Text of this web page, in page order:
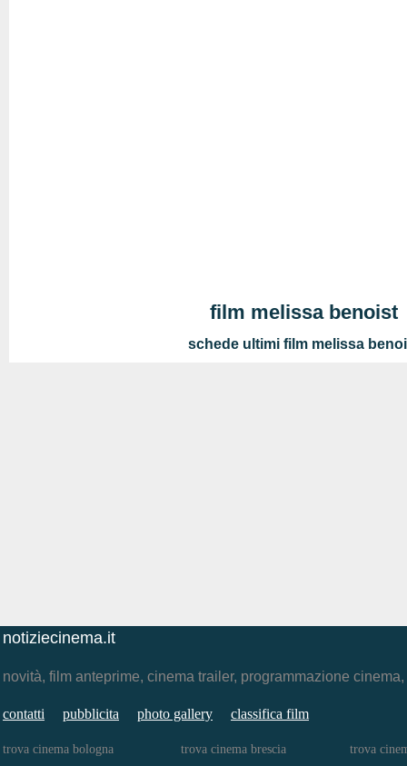
film melissa benoist
schede ultimi film melissa
notiziecinema.it
novità, film anteprime, cinema trailer, programmazione
contatti pubblicita photo gallery classifica film
trova cinema bologna trova cinema brescia trova